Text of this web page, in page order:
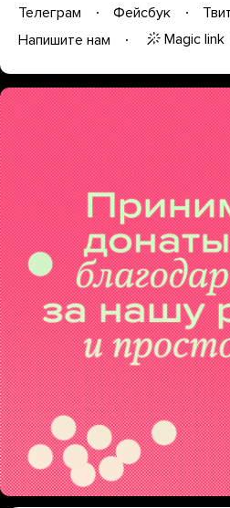
Телеграм Фейсбук
Напишите нам
Magic link